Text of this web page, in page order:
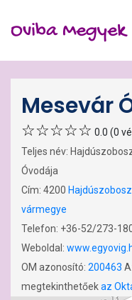
Oviba Megyek
Mesevár
0.0 (0
Teljes név:
Óvodája
Cím: 4200
vármegye
Telefon: +36-52/273-
Weboldal:
OM azonosító: 200463
megtekinthetőekaz